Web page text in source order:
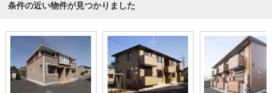
条件の近い物件が見つかりました